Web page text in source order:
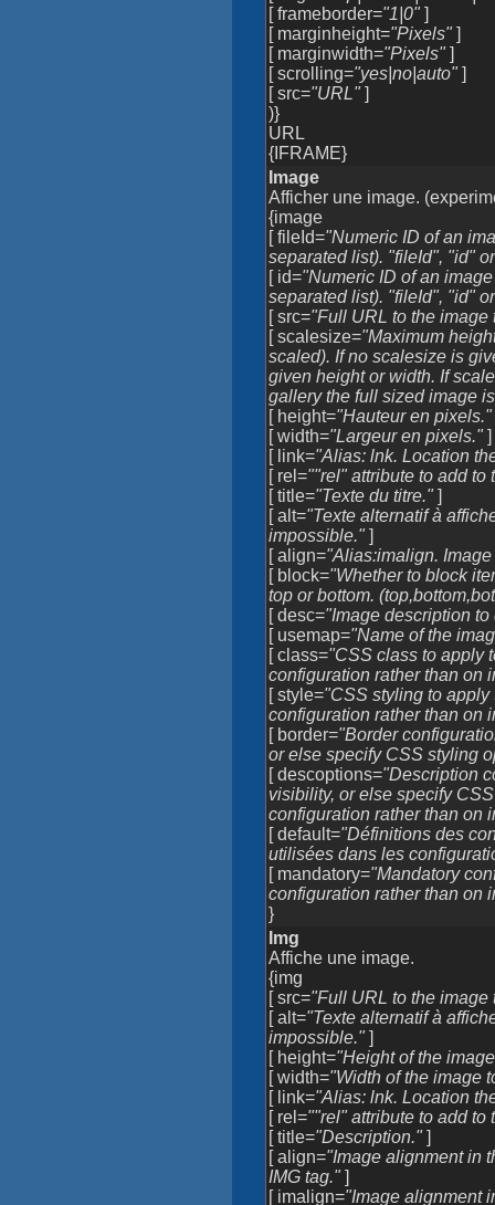
[ frameborder="1|0"]
[ marginheight="Pixels"]
[ marginwidth="Pixels"]
[ scrolling="yes|no|auto"]
[ src="URL"]
)}
URL
{IFRAME}
Image
Afficher une image.
{image
[ fileId="Numeric ID of an
separated list). "fileId", "id"
[ id="Numeric ID of an
separated list). "fileId", "id"
[ src="Full URL to the
[ scalesize="Maximum
scaled). If no scalesize is
given height or width. If
gallery the full sized image
[ height="Hauteur en pixels."
[ width="Largeur en pixels."]
[ link="Alias: lnk. Location
[ rel=""rel" attribute to add to
[ title="Texte du titre."]
[ alt="Texte alternatif à
impossible."]
[ align="Alias:imalign.
[ block="Whether to block
top or bottom.
[ desc="Image description
[ usemap="Name of the
[ class="CSS class to apply
configuration rather than on
[ style="CSS styling to
configuration rather than on
[ border="Border
or else specify CSS styling
[ descoptions="Description
visibility, or else specify
configuration rather than on
[ default="Définitions des
utilisées dans les
[ mandatory="Mandatory
configuration rather than on
}
Img
Affiche une image.
{img
[ src="Full URL to the image
[ alt="Texte alternatif à
impossible."]
[ height="Height of the
[ width="Width of the image
[ link="Alias: lnk. Location
[ rel=""rel" attribute to add to
[ title="Description."]
[ align="Image alignment in
IMG tag."]
[ imalign="Image alignment